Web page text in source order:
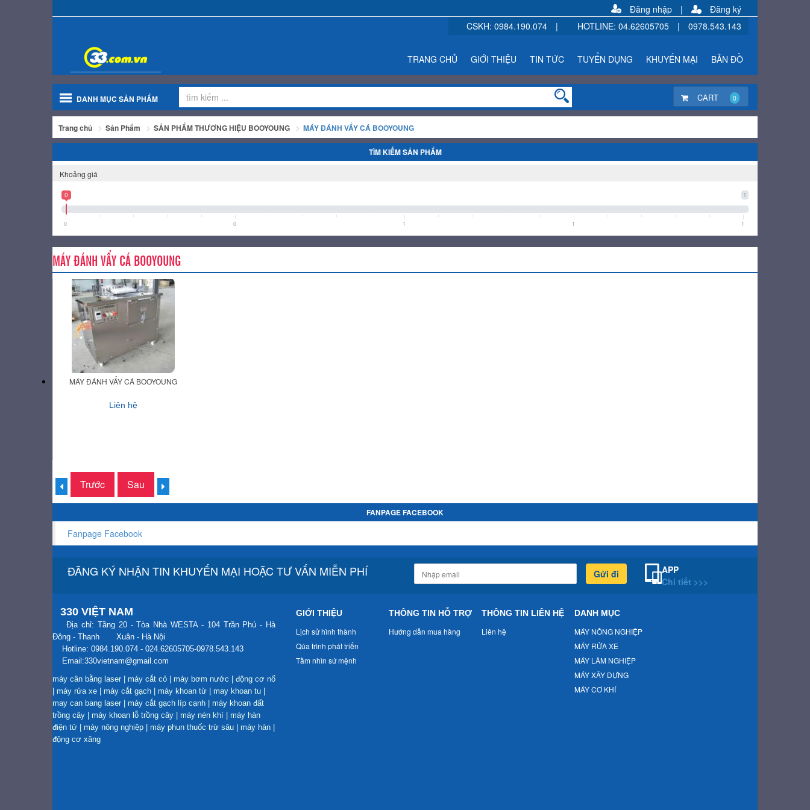
Đăng nhập |
Đăng ký
CSKH: 0984.190.074 | HOTLINE: 04.62605705 | 0978.543.143
TRANG CHỦ GIỚI THIỆU TIN TỨC TUYỂN DỤNG KHUYẾN MẠI BẢN ĐỒ
DANH MỤC SẢN PHẨM CART 0
Trang chủ Sản Phẩm SẢN PHẨM THƯƠNG HIỆU BOOYOUNG MÁY ĐÁNH VẨY CÁ BOOYOUNG
TÌM KIẾM SẢN PHẨM
Khoảng giá
1
0
0 0 1 1 1
MÁY ĐÁNH VẨY CÁ BOOYOUNG
MÁY ĐÁNH VẨY CÁ BOOYOUNG
Liên hệ
Trước Sau
FANPAGE FACEBOOK
Fanpage Facebook
ĐĂNG KÝ NHẬN TIN KHUYẾN MẠI HOẶC TƯ VẤN MIỄN PHÍ Gửi đi
APP
Chi tiết >>>
330 VIỆT NAM
Địa chỉ: Tầng 20 - Tòa Nhà WESTA - 104 Trần Phú - Hà
Đông - Thanh Xuân - Hà Nội
Hotline: 0984.190.074 - 024.62605705-0978.543.143
Email:330vietnam@gmail.com
máy cân bằng laser
máy cắt cỏ máy bơm nước
động cơ nổ
máy rửa xe máy cắt gạch máy khoan từ may khoan tu
may can bang laser
máy cắt gạch líp cạnh
máy khoan đất
trồng cây
máy khoan lỗ trồng cây máy nén khí
máy hàn
điện tử
máy nông nghiệp máy phun thuốc trừ sâu máy hàn
động cơ xăng
GIỚI THIỆU
Lịch sử hình thành
Qúa trình phát triển
Tầm nhìn sứ mệnh
THÔNG TIN HỖ TRỢ
Hướng dẫn mua hàng
THÔNG TIN LIÊN HỆ
Liên hệ
DANH MỤC
MÁY NÔNG NGHIỆP
MÁY RỬA XE
MÁY LÂM NGHIỆP
MÁY XÂY DỰNG
MÁY CƠ KHÍ